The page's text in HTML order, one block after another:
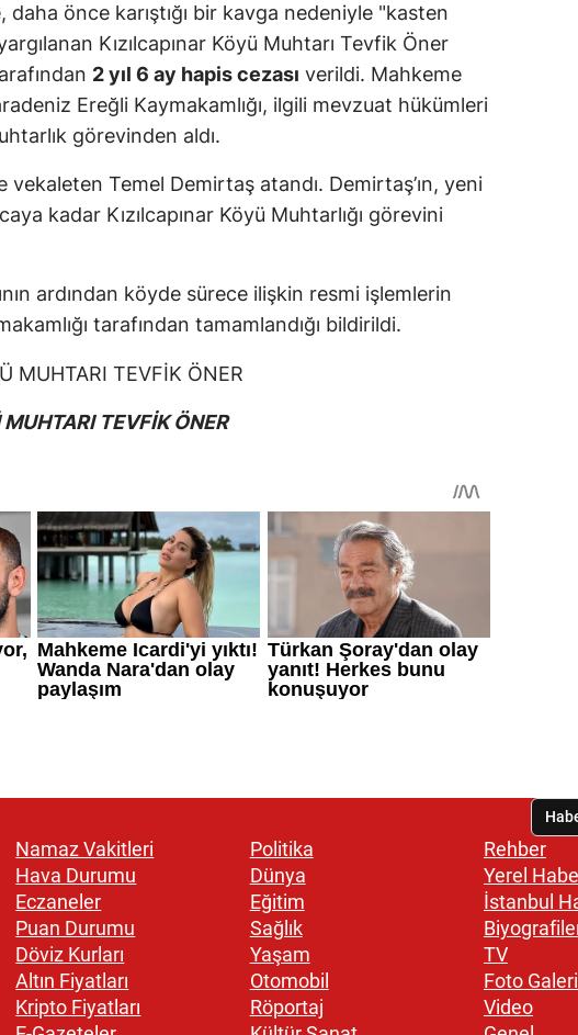
önce karıştığı bir kavga nedeniyle "kasten
Kızılcapınar Köyü Muhtarı Tevfik Öner
2 yıl 6 ay hapis cezası verildi. Mahkeme
Ereğli Kaymakamlığı, ilgili mevzuat hükümleri
görevinden aldı.
vekaleten Temel Demirtaş atandı. Demirtaş’ın, yeni
kadar Kızılcapınar Köyü Muhtarlığı görevini
ardından köyde sürece ilişkin resmi işlemlerin
tarafından tamamlandığı bildirildi.
TEVFİK ÖNER
Namaz Vakitleri
Hava Durumu
Eczaneler
Puan Durumu
Döviz Kurları
Altın Fiyatları
Kripto Fiyatları
Politika
Dünya
Eğitim
Sağlık
Yaşam
Otomobil
Röportaj
Rehber
Yerel
İstanbul
TV
Foto Galeri
Video